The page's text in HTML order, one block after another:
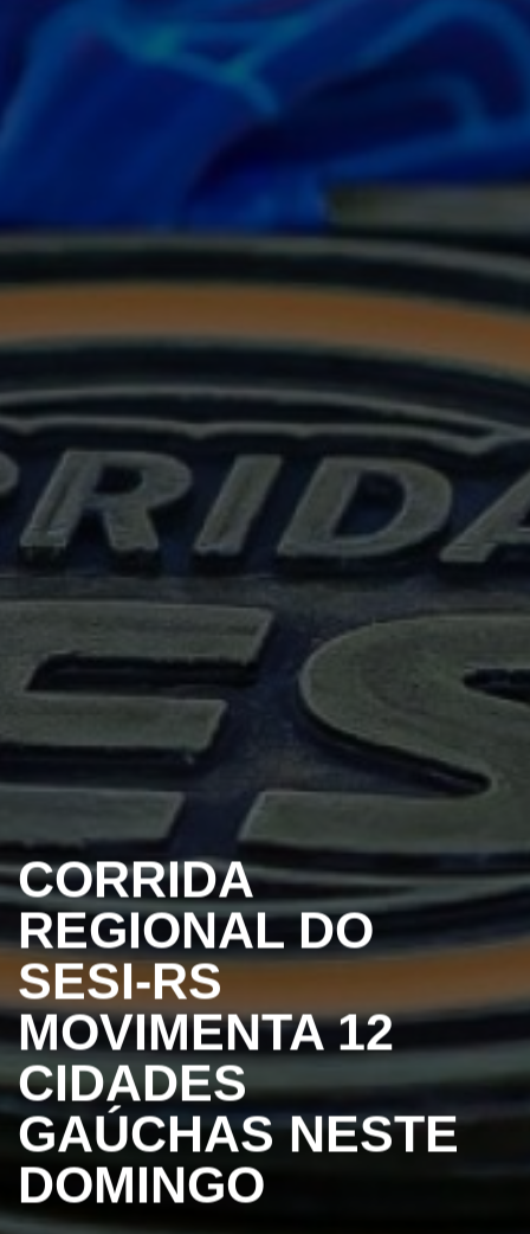
CORRIDA
REGIONAL DO
SESI-RS
MOVIMENTA 12
CIDADES
GAÚCHAS NESTE
DOMINGO